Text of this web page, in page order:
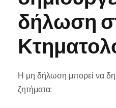
δήλωση
Η μη δήλωση μπορεί να
ζητήματα: